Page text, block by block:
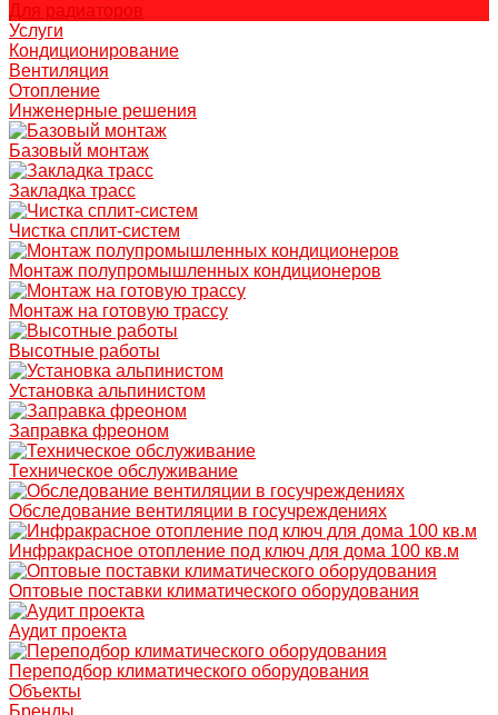
Для радиаторов
Услуги
Кондиционирование
Вентиляция
Отопление
Инженерные решения
Базовый монтаж
Закладка трасс
Чистка сплит-систем
Монтаж полупромышленных кондиционеров
Монтаж на готовую трассу
Высотные работы
Установка альпинистом
Заправка фреоном
Техническое обслуживание
Обследование вентиляции в госучреждениях
Инфракрасное отопление под ключ для дома 100 кв.м
Оптовые поставки климатического оборудования
Аудит проекта
Переподбор климатического оборудования
Объекты
Бренды